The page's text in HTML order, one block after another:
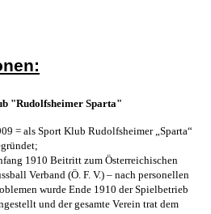
"Rudolfsheimer Sparta"
= als Sport Klub Rudolfsheimer „Sparta“
1910 Beitritt zum Österreichischen
Verband (Ö. F. V.) – nach personellen
wurde Ende 1910 der Spielbetrieb
und der gesamte Verein trat dem